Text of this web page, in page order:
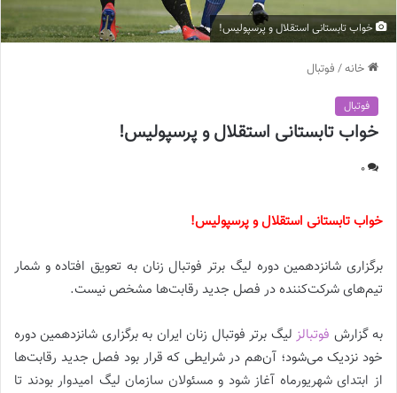
خواب تابستانی استقلال و پرسپولیس!
خانه/ فوتبال
فوتبال
خواب تابستانی استقلال و پرسپولیس!
0
خواب تابستانی استقلال و پرسپولیس!
برگزاری شانزدهمین دوره لیگ برتر فوتبال زنان به تعویق افتاده و شمار
تیم‌های شرکت‌کننده در فصل جدید رقابت‌ها مشخص نیست.
به گزارش فوتبالزلیگ برتر فوتبال زنان ایران به برگزاری شانزدهمین دوره
خود نزدیک می‌شود؛ آن‌هم در شرایطی که قرار بود فصل جدید رقابت‌ها
از ابتدای شهریورماه آغاز شود و مسئولان سازمان لیگ امیدوار بودند تا